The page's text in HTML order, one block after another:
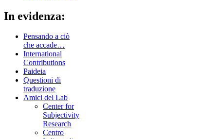
In evidenza:
Pensando a ciò
che accade…
International
Contributions
Paideia
Questioni di
traduzione
Amici del Lab
Center for
Subjectivity
Research
Centro